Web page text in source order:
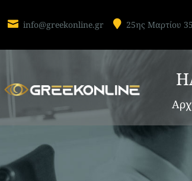
 info@greekonline.gr  25ης Μαρτίου